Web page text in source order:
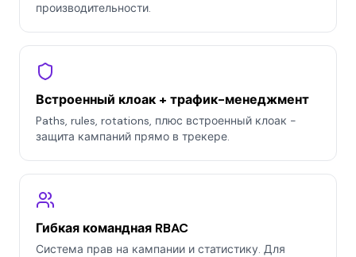
производительности.
Встроенный клоак + трафик-менеджмент
Paths, rules, rotations, плюс встроенный клоак -
защита кампаний прямо в трекере.
Гибкая командная RBAC
Система прав на кампании и статистику. Для